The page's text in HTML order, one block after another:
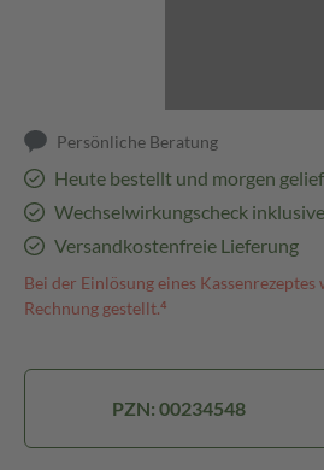
Persönliche Beratung
Heute bestellt und morgen
Wechselwirkungscheck inklusive
Versandkostenfreie Lieferung
Bei der Einlösung eines
Rechnung gestellt.⁴
PZN: 00234548